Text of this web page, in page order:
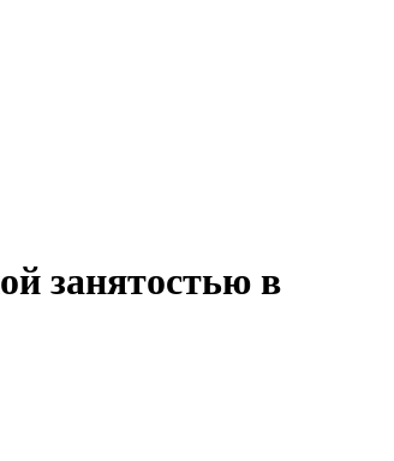
занятостью в